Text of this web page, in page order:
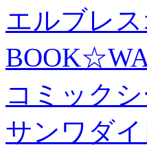
エルブレ
コミック
サンワダイ